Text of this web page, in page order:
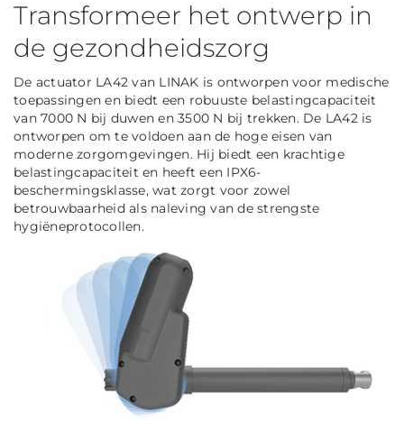
Transformeer het ontwerp in
de gezondheidszorg
De actuator LA42 van LINAK is ontworpen voor medische
toepassingen en biedt een robuuste belastingcapaciteit
van 7000 N bij duwen en 3500 N bij trekken. De LA42 is
ontworpen om te voldoen aan de hoge eisen van
moderne zorgomgevingen. Hij biedt een krachtige
belastingcapaciteit en heeft een IPX6-
beschermingsklasse, wat zorgt voor zowel
betrouwbaarheid als naleving van de strengste
hygiëneprotocollen.